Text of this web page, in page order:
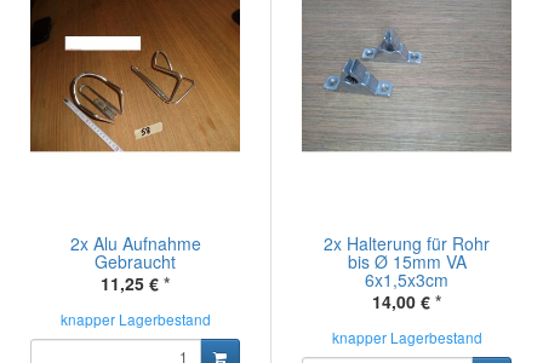
2x Alu Aufnahme
Gebraucht
11,25 € *
knapper Lagerbestand
2x Halterung für Rohr
bis Ø 15mm VA
6x1,5x3cm
14,00 € *
knapper Lagerbestand